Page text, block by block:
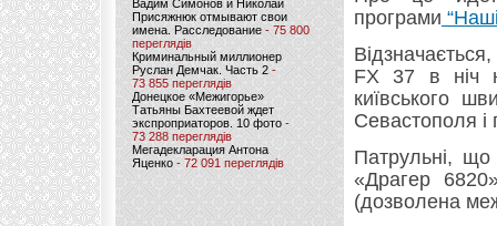
Вадим Симонов и Николай
Присяжнюк отмывают свои
имена. Расследование - 75 800
переглядів
Криминальный миллионер
Руслан Демчак. Часть 2-
73 855 переглядів
Донецкое «Межигорье»
Татьяны Бахтеевой ждет
экспроприаторов. 10 фото -
73 288 переглядів
Мегадекларация Антона
Яценко - 72 091 переглядів
програми
FX 37 в ніч
київського
Севастополя і
Патрульні,
«Драгер
(дозволена